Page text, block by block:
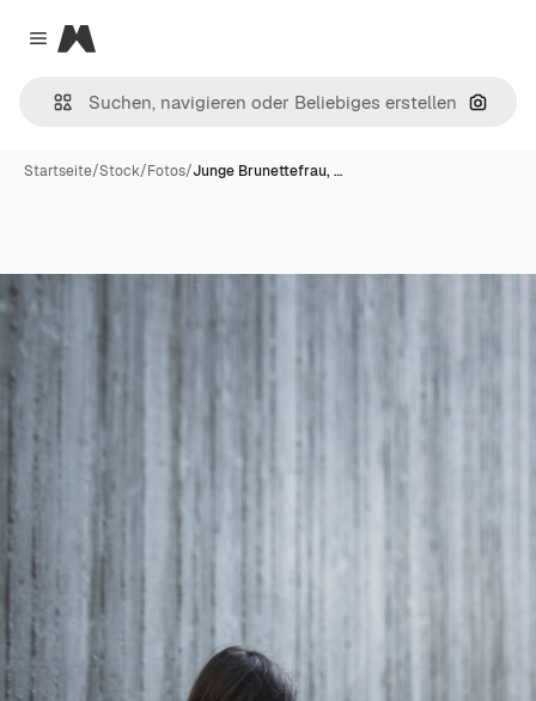
Close menu
Magnific
Nach
Startseite/Stock/Fotos/Junge Brunettefrau, …